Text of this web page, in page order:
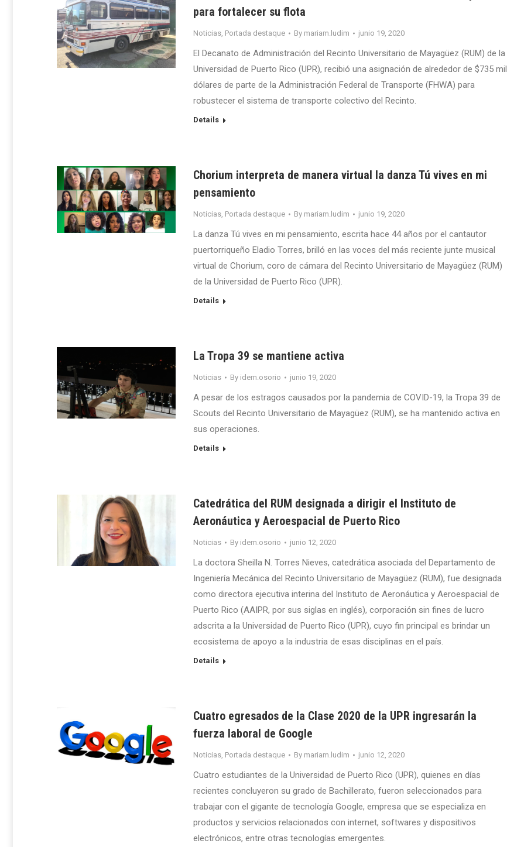
para fortalecer su flota
Noticias, Portada destaque By mariam.ludim junio 19, 2020
El Decanato de Administración del Recinto Universitario de Mayagüez (RUM) de la
Universidad de Puerto Rico (UPR), recibió una asignación de alrededor de $735 mil
dólares de parte de la Administración Federal de Transporte (FHWA) para
robustecer el sistema de transporte colectivo del Recinto.
Details
Chorium interpreta de manera virtual la danza Tú vives en mi
pensamiento
Noticias, Portada destaque By mariam.ludim junio 19, 2020
La danza Tú vives en mi pensamiento, escrita hace 44 años por el cantautor
puertorriqueño Eladio Torres, brilló en las voces del más reciente junte musical
virtual de Chorium, coro de cámara del Recinto Universitario de Mayagüez (RUM)
de la Universidad de Puerto Rico (UPR).
Details
La Tropa 39 se mantiene activa
Noticias By idem.osorio junio 19, 2020
A pesar de los estragos causados por la pandemia de COVID-19, la Tropa 39 de
Scouts del Recinto Universitario de Mayagüez (RUM), se ha mantenido activa en
sus operaciones.
Details
Catedrática del RUM designada a dirigir el Instituto de
Aeronáutica y Aeroespacial de Puerto Rico
Noticias By idem.osorio junio 12, 2020
La doctora Sheilla N. Torres Nieves, catedrática asociada del Departamento de
Ingeniería Mecánica del Recinto Universitario de Mayagüez (RUM), fue designada
como directora ejecutiva interina del Instituto de Aeronáutica y Aeroespacial de
Puerto Rico (AAIPR, por sus siglas en inglés), corporación sin fines de lucro
adscrita a la Universidad de Puerto Rico (UPR), cuyo fin principal es brindar un
ecosistema de apoyo a la industria de esas disciplinas en el país.
Details
Cuatro egresados de la Clase 2020 de la UPR ingresarán la
fuerza laboral de Google
Noticias, Portada destaque By mariam.ludim junio 12, 2020
Cuatro estudiantes de la Universidad de Puerto Rico (UPR), quienes en días
recientes concluyeron su grado de Bachillerato, fueron seleccionados para
trabajar con el gigante de tecnología Google, empresa que se especializa en
productos y servicios relacionados con internet, softwares y dispositivos
electrónicos, entre otras tecnologías emergentes.